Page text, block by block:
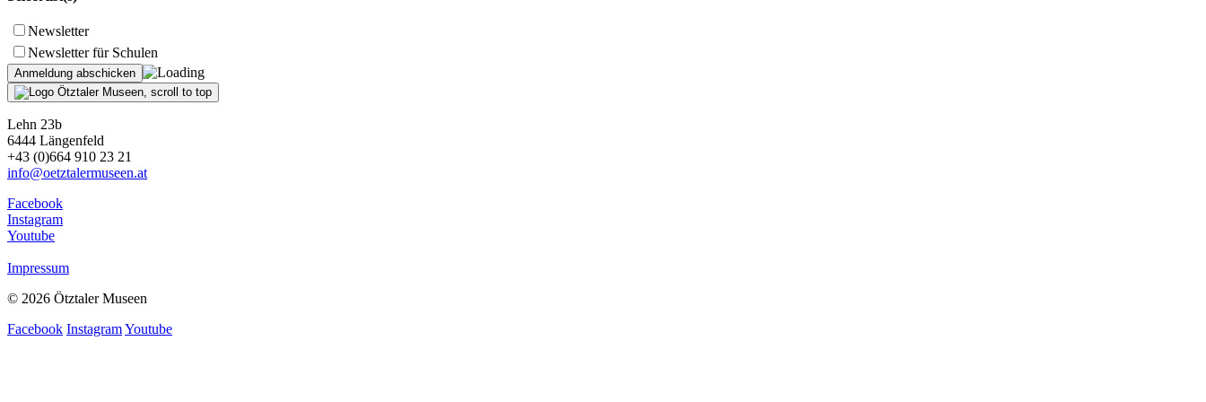
Newsletter
Newsletter für Schulen
Lehn 23b
6444 Längenfeld
+43 (0)664 910 23 21
info@oetztalermuseen.at
Facebook
Instagram
Youtube
Impressum
© 2026 Ötztaler Museen
Facebook InstagramYoutube